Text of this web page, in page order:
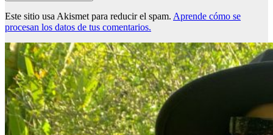
Este sitio usa Akismet para reducir el spam. Aprende cómo se
procesan los datos de tus comentarios.